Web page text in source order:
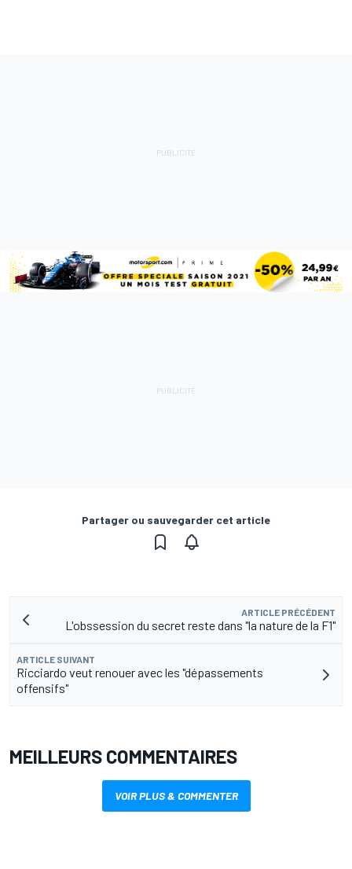
Partager ou sauvegarder cet article
ARTICLE PRÉCÉDENT
L'obssession du secret reste dans "la nature de la F1"
ARTICLE SUIVANT
Ricciardo veut renouer avec les "dépassements
offensifs"
MEILLEURS COMMENTAIRES
VOIR PLUS & COMMENTER